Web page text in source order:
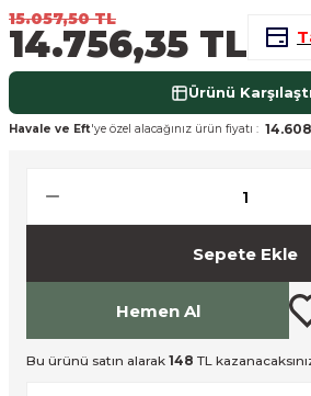
Cihazları
15.057,50 TL
14.756,35 TL
Ürünü
Havale ve Eft'ye özel alacağınız ürün fiyatı :
Sepete Ekle
Hemen Al
Bu ürünü satın alarak 148 TL